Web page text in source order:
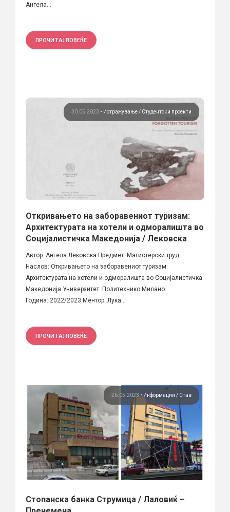
Ангела...
ПРОЧИТАЈ ПОВЕЌЕ
30.05.2023 • Истражување Студентски проекти
Откривањето на заборавениот туризам:
Архитектурата на хотели и одморалишта во
Социјалистичка Македонија / Лековска
Автор: Ангела Лековска Предмет: Магистерски труд
Наслов: Откривањето на заборавениот туризам:
Архитектурата на хотели и одморалишта во Социјалистичка
Македонија Универзитет: Политехнико Милано
Година: 2022/2023 Ментор: Лука...
ПРОЧИТАЈ ПОВЕЌЕ
26.05.2023 • Информации Став
Стопанска банка Струмица / Лаловиќ –